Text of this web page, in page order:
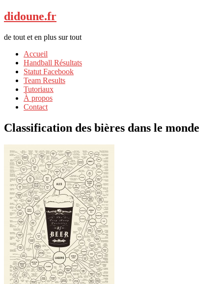
didoune.fr
de tout et en plus sur tout
Accueil
Handball Résultats
Statut Facebook
Team Results
Tutoriaux
À propos
Contact
Classification des bières dans le monde